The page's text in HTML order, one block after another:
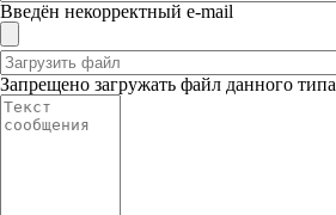
Введён некорректный e-mail
Запрещено загружать файл данного типа